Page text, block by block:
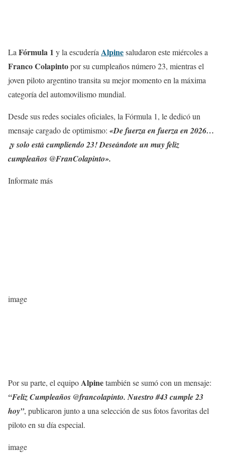
LaFórmula 1 y la escuderíaAlpinesaludaron este miércoles a
Franco Colapintopor su cumpleaños número 23, mientras el
joven piloto argentino transita su mejor momento en la máxima
categoría del automovilismo mundial.
Desde sus redes sociales oficiales, la Fórmula 1, le dedicó un
mensaje cargado de optimismo: «De fuerza en fuerza en 2026…
¡y solo está cumpliendo 23! Deseándote un muy feliz
cumpleaños @FranColapinto».
Informate más
image
Por su parte, el equipoAlpinetambién se sumó con un mensaje:
“Feliz Cumpleaños @francolapinto. Nuestro #43 cumple 23
hoy”, publicaron junto a una selección de sus fotos favoritas del
piloto en su día especial.
image